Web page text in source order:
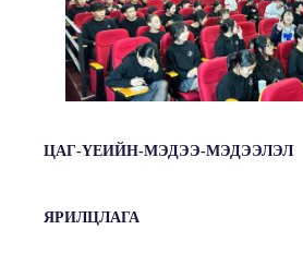
ЦАГ-ҮЕИЙН-МЭДЭЭ-МЭДЭЭЛЭЛ
ЯРИЛЦЛАГА